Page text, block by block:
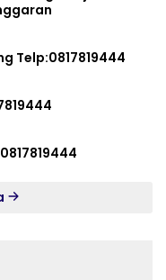
Telp:0817819444